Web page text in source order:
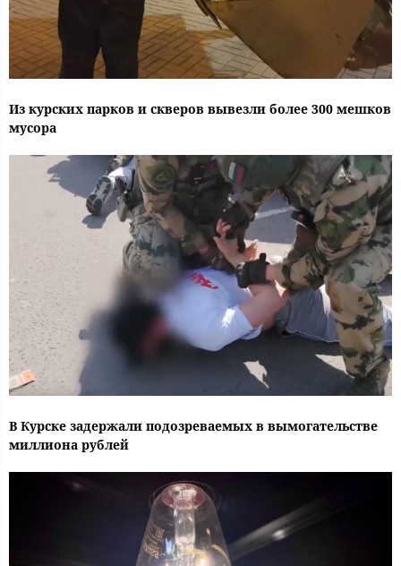
Из курских парков и скверов вывезли более 300 мешков
мусора
В Курске задержали подозреваемых в вымогательстве
миллиона рублей